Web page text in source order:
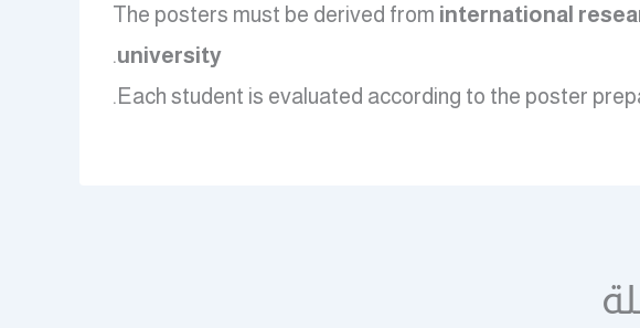
The posters must be derived from international
university
.
Each student is evaluated according to the poster
.